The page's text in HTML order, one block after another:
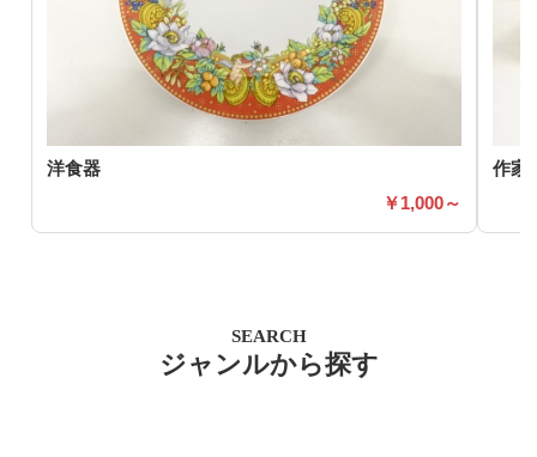
洋食器
1,000～
作家
SEARCH
ジャンルから探す